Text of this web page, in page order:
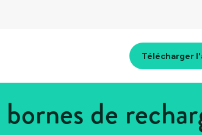
Télécharger
de